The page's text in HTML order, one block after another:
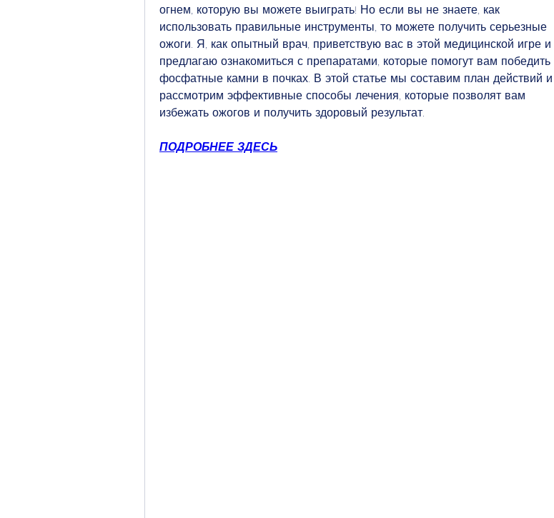
огнем, которую вы можете выиграть! Но если вы не знаете, как
использовать правильные инструменты, то можете получить серьезные
ожоги. Я, как опытный врач, приветствую вас в этой медицинской игре и
предлагаю ознакомиться с препаратами, которые помогут вам победить
фосфатные камни в почках. В этой статье мы составим план действий и
рассмотрим эффективные способы лечения, которые позволят вам
избежать ожогов и получить здоровый результат.
ПОДРОБНЕЕ ЗДЕСЬ